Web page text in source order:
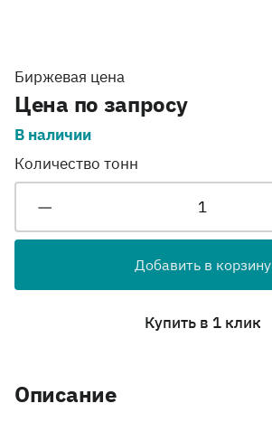
Биржевая цена
Цена по запросу
В наличии
Количество тонн
Добавить в корзину
Купить в 1 клик
Описание